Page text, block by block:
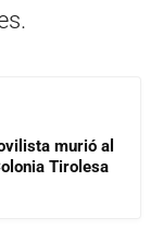
murió al
Tirolesa